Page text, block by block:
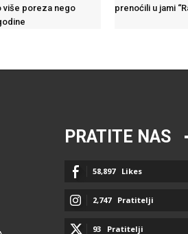
više poreza nego
prenoćili u jami
PRATITE NAS
58,897 Likes
2,747 Pratitelji
93 Pratitelji